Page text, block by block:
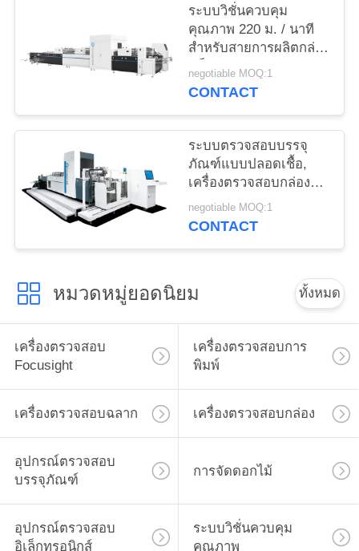
PRIVACY
ระบบวิชั่นควบคุม
คุณภาพ 220 ม. / นาที
สำหรับสายการผลิตกล่อง
แข็ง
negotiable MOQ:1
CONTACT
ระบบตรวจสอบบรรจุ
ภัณฑ์แบบปลอดเชื้อ,
เครื่องตรวจสอบกล่อง
6950 มม. × 3650 มม. ×
2200 มม
negotiable MOQ:1
CONTACT
หมวดหมู่ยอดนิยม ทั้งหมด
เครื่องตรวจสอบ
Focusight
เครื่องตรวจสอบการ
พิมพ์
เครื่องตรวจสอบฉลาก เครื่องตรวจสอบกล่อง
อุปกรณ์ตรวจสอบ
บรรจุภัณฑ์
การจัดดอกไม้
อุปกรณ์ตรวจสอบ
อิเล็กทรอนิกส์
ระบบวิชั่นควบคุม
คุณภาพ